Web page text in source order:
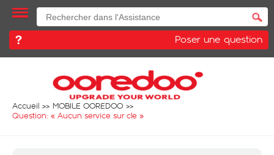
Poser une question
Accueil
MOBILE OOREDOO
Question: « Aucun service sur cle »